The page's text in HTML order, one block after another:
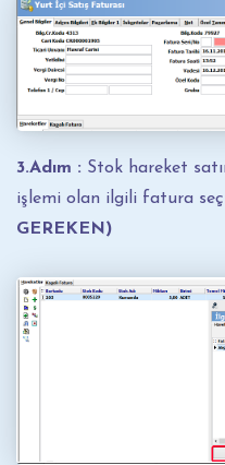
3.Adım : Stok hareket
işlemi olan ilgili fatura
GEREKEN)